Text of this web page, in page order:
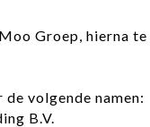
Groep, hierna te
de volgende namen:
B.V.